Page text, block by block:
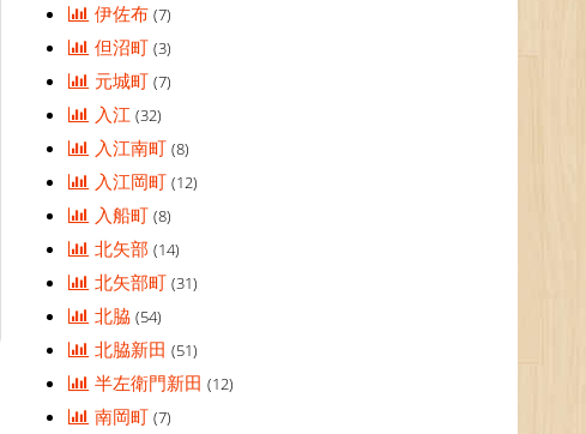
伊佐布(7)
但沼町(3)
元城町(7)
入江(32)
入江南町(8)
入江岡町(12)
入船町(8)
北矢部(14)
北矢部町(31)
北脇(54)
北脇新田(51)
半左衛門新田(12)
南岡町(7)